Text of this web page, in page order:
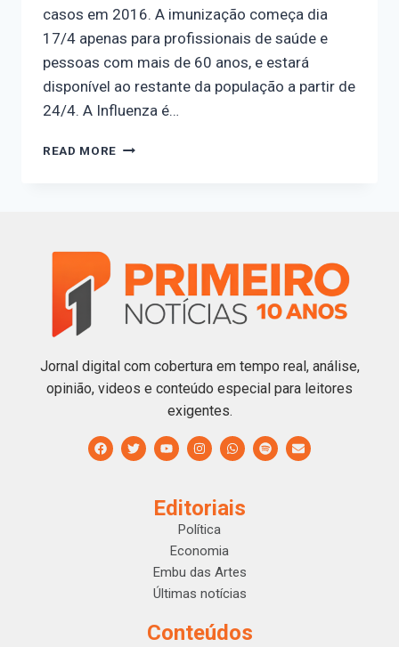
casos em 2016. A imunização começa dia
17/4 apenas para profissionais de saúde e
pessoas com mais de 60 anos, e estará
disponível ao restante da população a partir de
24/4. A Influenza é…
READ MORE
Jornal digital com cobertura em tempo real, análise,
opinião, videos e conteúdo especial para leitores
exigentes.
Editoriais
Política
Economia
Embu das Artes
Últimas notícias
Conteúdos